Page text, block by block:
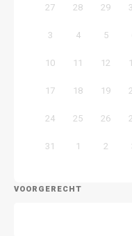
27
28 29
3 4 5
10 11 12
17 18 19
24 25 26
31 1 2
VOORGERECHT